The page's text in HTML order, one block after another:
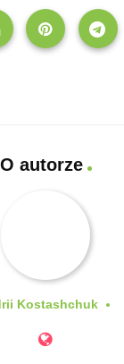
O autorze
Kostashchuk